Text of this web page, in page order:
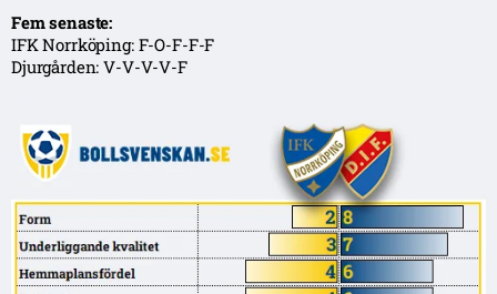
Fem senaste:
IFK Norrköping: F-O-F-F-F
Djurgården: V-V-V-V-F